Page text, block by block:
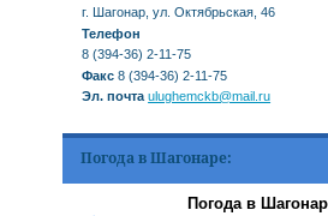
г. Шагонар, ул. Октябрьская, 46
Телефон
8 (394-36) 2-11-75
Факс 8 (394-36) 2-11-75
Эл. почта ulughemckb@mail.ru
Погода в Шагонаре:
Погода в